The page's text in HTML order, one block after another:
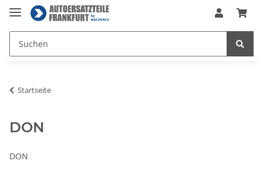
Startseite
DON
DON